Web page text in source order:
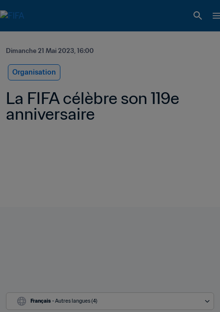
Dimanche 21 Mai 2023, 16:00
Organisation
La FIFA célèbre son 119e
anniversaire
Français - Autres langues (4)